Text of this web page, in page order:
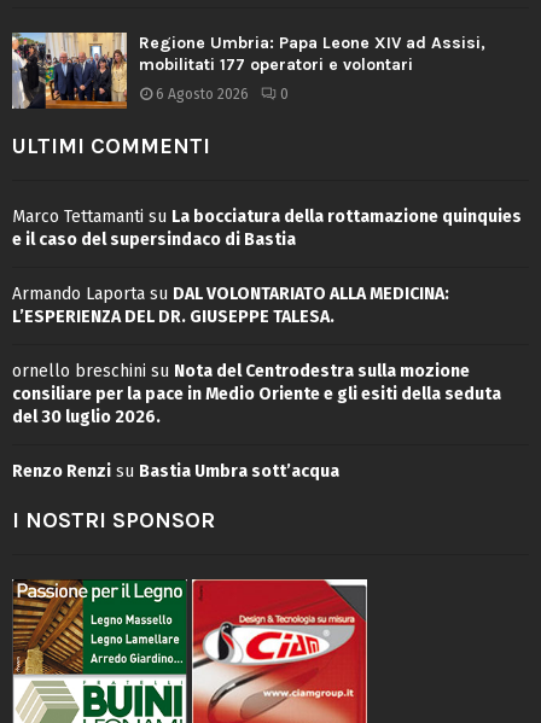
Regione Umbria: Papa Leone XIV ad Assisi,
mobilitati 177 operatori e volontari
6 Agosto 2026 0
ULTIMI COMMENTI
Marco Tettamanti su La bocciatura della rottamazione quinquies
e il caso del supersindaco di Bastia
Armando Laporta su DAL VOLONTARIATO ALLA MEDICINA:
L’ESPERIENZA DEL DR. GIUSEPPE TALESA.
ornello breschini su Nota del Centrodestra sulla mozione
consiliare per la pace in Medio Oriente e gli esiti della seduta
del 30 luglio 2026.
Renzo Renzi su Bastia Umbra sott’acqua
I NOSTRI SPONSOR